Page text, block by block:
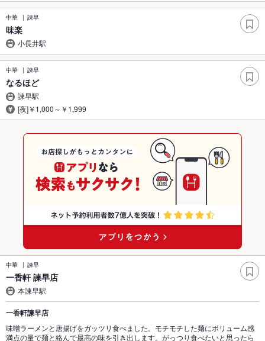
中華 諫早
味楽
小長井駅
中華 諫早
なるほど
諫早駅
[夜]￥1,000～￥1,999
中華 諫早
一香軒 諫早店
本諫早駅
一香軒諫早店
味噌ラーメンと唐揚げをガッツリ食べました。モチモチした麺にボリューム感
満点の量で麺と絡んで最高の味を引き出します。がっつり食べたいと思ったら